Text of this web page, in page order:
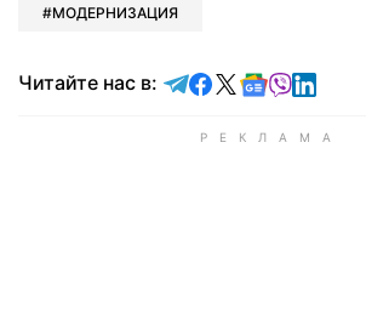
МОДЕРНИЗАЦИЯ
Читайте нас в: Читайте в Telegram
Читайте в
Читайте в X
Читайте в